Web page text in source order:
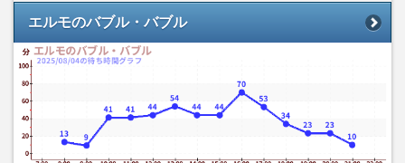
エルモのバブル・バブル